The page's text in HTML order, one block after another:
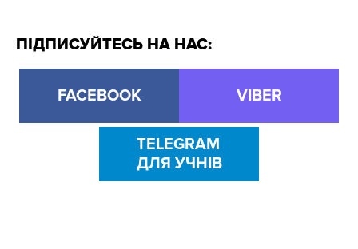
ПІДПИСУЙТЕСЬ НА НАС:
FACEBOOK VIBER
TELEGRAM
ДЛЯ УЧНІВ